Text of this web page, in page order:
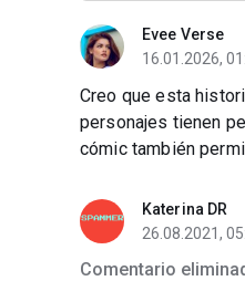
Evee Verse
16.01.2026,
Creo que esta
personajes tienen
cómic también
Katerina DR
26.08.2021,
Comentario